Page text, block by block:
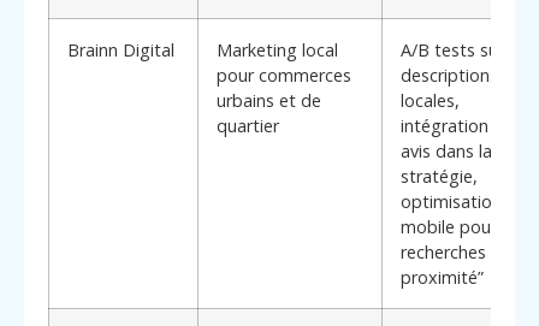
Brainn Digital
Marketing local
pour commerces
urbains et de
quartier
A/B tests sur
descriptions
locales,
intégration des
avis dans la
stratégie,
optimisation
mobile pour
recherches “à
proximité”